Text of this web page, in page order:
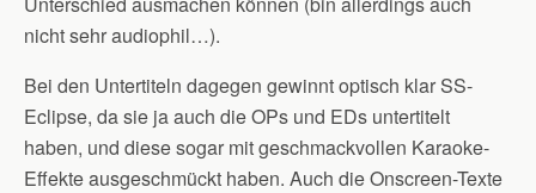
nicht sehr audiophil…).
Bei den Untertiteln dagegen gewinnt optisch klar SS-
Eclipse, da sie ja auch die OPs und EDs untertitelt
haben, und diese sogar mit geschmackvollen Karaoke-
Effekte ausgeschmückt haben. Auch die Onscreen-Texte